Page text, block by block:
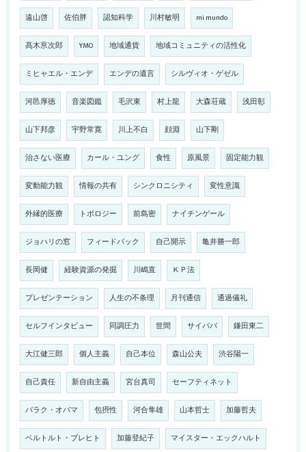
遠山啓 佐伯胖 認知科学 川村敏明 mi mundo
髙木亰次郎 YMO 地域通貨 地域コミュニティの活性化
ミヒャエル・エンデ エンデの遺言 シルヴィオ・ゲゼル
河邑厚徳 音楽図鑑 毛沢東 村上龍 大森荘蔵 浅田彰
山下邦彦 宇野常寛 川上不白 顔淵 山下剛
治さない医療 カール・ユング 食性 原風景 固定能力観
変動能力観 情報の共有 シンクロニシティ 変性意識
外縁的医療 トポロジー 前島密 ナイチンゲール
ジョハリの窓 フィードバック 自己開示 亀井勝一郎
長岡健 経験資源の発掘 川嶋直 ＫＰ法
プレゼンテーション 人生の不条理 月刊通信 通過儀礼
セルフインタビュー 同調圧力 世間 サイババ 鎌田東二
大江健三郎 個人主義 自己本位 森山公夫 渋谷陽一
自己責任 新自由主義 宮台真司 セーフティネット
バラク・オバマ 包摂性 河合隼雄 山本哲士 加藤哲夫
ベルトルト・ブレヒト 加藤登紀子 マイスター・エックハルト